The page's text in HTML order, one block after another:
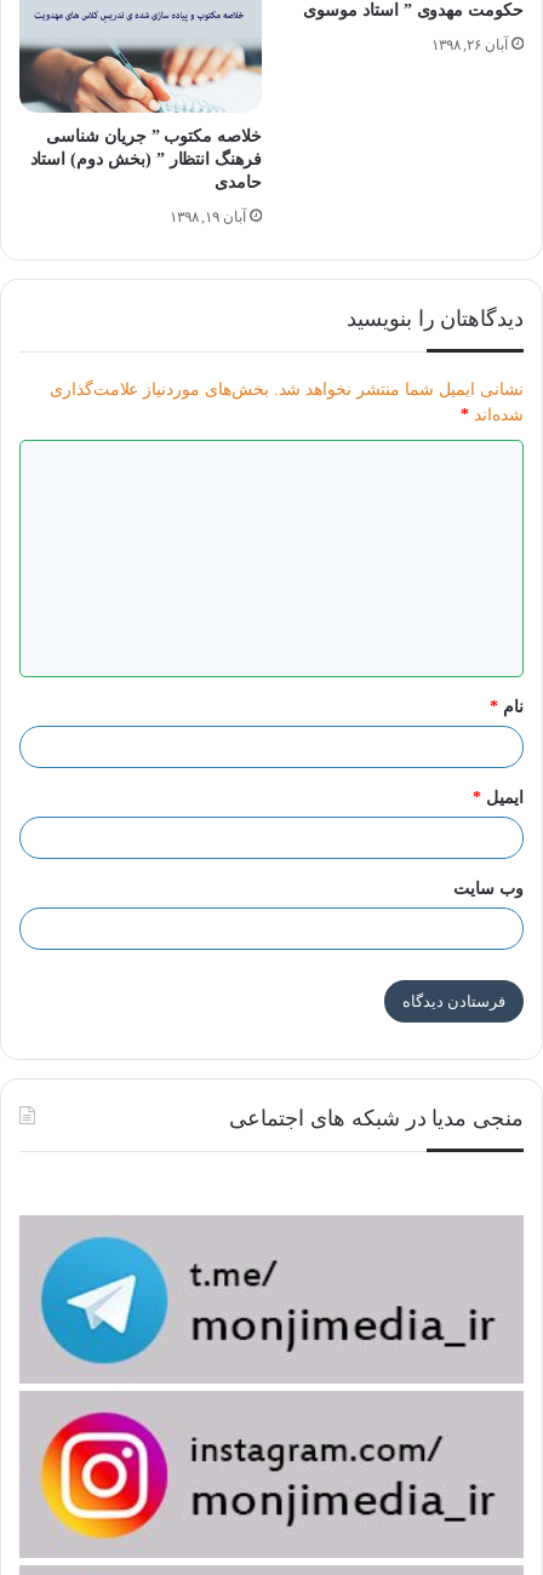
رائفی پور
حکومت مهدوی ” استاد موسوی
آبان ۲۶, ۱۳۹۸
خلاصه مکتوب ” جریان شناسی
فرهنگ انتظار ” (بخش دوم) استاد
حامدی
آبان ۱۹, ۱۳۹۸
دیدگاهتان را بنویسید
نشانی ایمیل شما منتشر نخواهد شد. بخش‌های موردنیاز علامت‌گذاری
شده‌اند *
*
نام *
ایمیل *
وب‌ سایت
منجی مدیا در شبکه های اجتماعی